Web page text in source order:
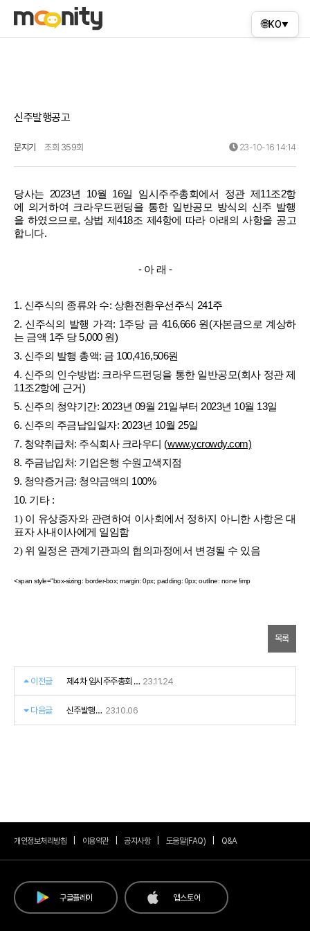
🌐KO▼
신주발행공고
문지기 조회 359회 23-10-16 14:14
당사는 2023년 10월 16일 임시주주총회에서 정관 제 11조2항
에
의거하여 크라우드펀딩을 통한 일반공모 방식의 신주 발행
을 하였으므로, 상법 제418조 제4항에 따라 아래의 사항을 공고
합니다.
- 아 래 -
1. 신주식의 종류와 수: 상환전환우선주식 241주
2. 신주식의 발행 가격: 1주당 금 416,666 원(자본금으로 계상하
는 금액 1주 당5,000 원)
3. 신주의 발행 총액: 금 100,416,506원
4. 신주의 인수방법: 크라우드펀딩을 통한 일반공모(회사 정관 제
11조2항에 근거)
5. 신주의 청약기간: 2023년 09월 21일부터 2023년 10월 13일
6. 신주의 주금납입일자: 2023년 10월 25일
7. 청약취급처: 주식회사 크라우디 (www.ycrowdy.com)
8. 주금납입처: 기업은행 수원고색지점
9. 청약증거금: 청약금액의 100%
10. 기타:
1) 이 유상증자와 관련하여 이사회에서 정하지 아니한 사항은 대
표자 사내이사에게 일임함
2) 위 일정은 관계기관과의 협의과정에서 변경될 수 있음
<span style="box-sizing: border-box; margin: 0px; padding: 0px; outline: none !imp
목록
이전글
제4차 임시주주총회 공 23.11.24
다음글
신주발행공 23.10.06
개인정보처리방침 이용약관 공지사항 도움말(FAQ) Q&A
구글플레이 앱스토어